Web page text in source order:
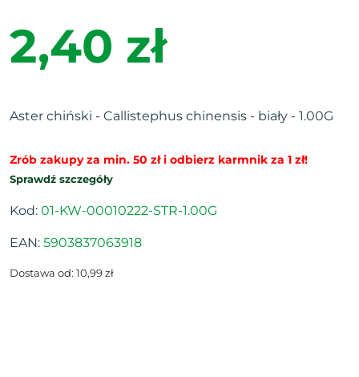
2,40 zł
Aster chiński - Callistephus chinensis - biały - 1.00G
Zrób zakupy za min. 50 zł i odbierz karmnik za 1 zł!
Sprawdź szczegóły
Kod: 01-KW-00010222-STR-1.00G
EAN: 5903837063918
Dostawa od: 10,99 zł